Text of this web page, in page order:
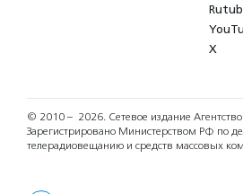
X
© 2010 – 2026. Сетевое издание
Зарегистрировано Министерством РФ по
телерадиовещанию и средств массовых